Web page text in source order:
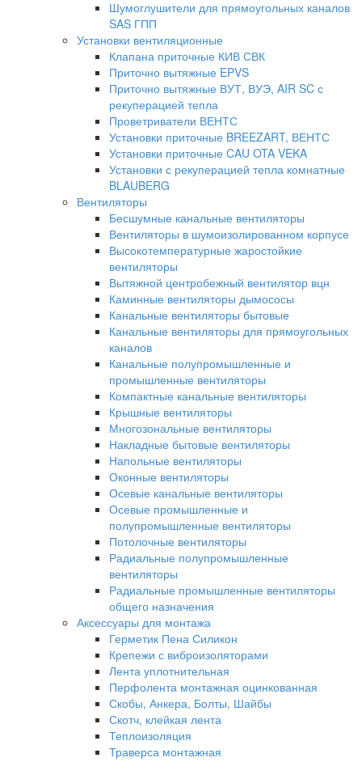
Шумоглушители для прямоугольных каналов
SAS ГПП
Установки вентиляционные
Клапана приточные КИВ СВК
Приточно вытяжные EPVS
Приточно вытяжные ВУТ, ВУЭ, AIR SC с
рекуперацией тепла
Проветриватели ВЕНТС
Установки приточные BREEZART, ВЕНТС
Установки приточные CAU OTA VEKA
Установки с рекуперацией тепла комнатные
BLAUBERG
Вентиляторы
Бесшумные канальные вентиляторы
Вентиляторы в шумоизолированном корпусе
Высокотемпературные жаростойкие
вентиляторы
Вытяжной центробежный вентилятор вцн
Каминные вентиляторы дымососы
Канальные вентиляторы бытовые
Канальные вентиляторы для прямоугольных
каналов
Канальные полупромышленные и
промышленные вентиляторы
Компактные канальные вентиляторы
Крышные вентиляторы
Многозональные вентиляторы
Накладные бытовые вентиляторы
Напольные вентиляторы
Оконные вентиляторы
Осевые канальные вентиляторы
Осевые промышленные и
полупромышленные вентиляторы
Потолочные вентиляторы
Радиальные полупромышленные
вентиляторы
Радиальные промышленные вентиляторы
общего назначения
Аксессуары для монтажа
Герметик Пена Силикон
Крепежи с виброизоляторами
Лента уплотнительная
Перфолента монтажная оцинкованная
Скобы, Анкера, Болты, Шайбы
Скотч, клейкая лента
Теплоизоляция
Траверса монтажная